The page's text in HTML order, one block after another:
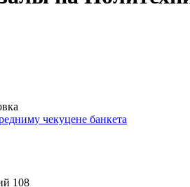
чекуцене банкета
108